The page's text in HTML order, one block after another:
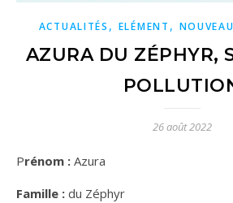
ACTUALITÉS , ELÉMENT ,
AZURA DU ZÉPHYR,
26 août 2022
Prénom : Azura
Famille : du Zéphyr